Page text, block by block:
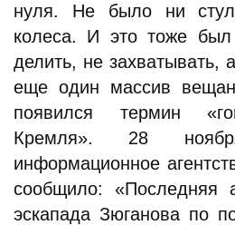
нуля. Не было ни
колеса. И это тоже
делить, не захватывать,
еще один массив
появился термин
Кремля». 28
информационное
сообщило: «Последняя
эскапада Зюганова по